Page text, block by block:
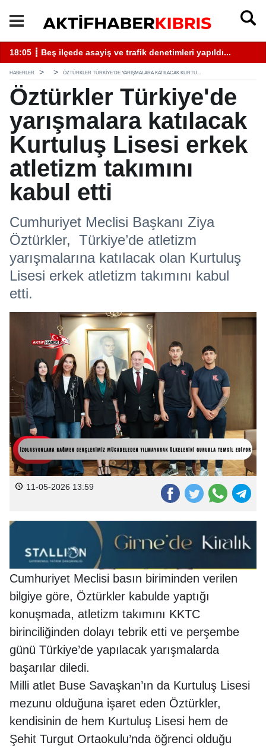
18:05 ┋ Beş ilçede asayiş ve trafik denetimleri yapıldı...
HABERLER ÖZTÜRKLER TÜRKIYE'DE YARIŞMALARA KATILACAK KURTU...
Öztürkler Türkiye'de
yarışmalara katılacak
Kurtuluş Lisesi erkek
atletizm takımını
kabul etti
Cumhuriyet Meclisi Başkanı Ziya
Öztürkler, Türkiye’de atletizm
yarışmalarına katılacak olan Kurtuluş
Lisesi erkek atletizm takımını kabul
etti.
11-05-2026 13:59
Cumhuriyet Meclisi basın biriminden verilen
bilgiye göre, Öztürkler kabulde yaptığı
konuşmada, atletizm takımını KKTC
birinciliğinden dolayı tebrik etti ve perşembe
günü Türkiye’de yapılacak yarışmalarda
başarılar diledi.
Milli atlet Buse Savaşkan’ın da Kurtuluş Lisesi
mezunu olduğuna işaret eden Öztürkler,
kendisinin de hem Kurtuluş Lisesi hem de
Şehit Turgut Ortaokulu’nda öğrenci olduğu